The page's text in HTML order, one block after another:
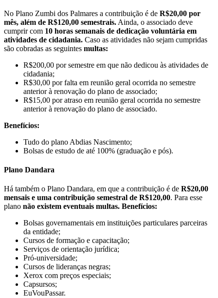
No Plano Zumbi dos Palmares a contribuição é de R$20,00 por
mês, além de R$120,00 semestrais. Ainda, o associado deve
cumprir com 10 horas semanais de dedicação voluntária em
atividades de cidadania. Caso as atividades não sejam cumpridas
são cobradas as seguintes multas:
R$200,00 por semestre em que não dedicou às atividades de
cidadania;
R$30,00 por falta em reunião geral ocorrida no semestre
anterior à renovação do plano de associado;
R$15,00 por atraso em reunião geral ocorrida no semestre
anterior à renovação do plano de associado.
Benefícios:
Tudo do plano Abdias Nascimento;
Bolsas de estudo de até 100% (graduação e pós).
Plano Dandara
Há também o Plano Dandara, em que a contribuição é de R$20,00
mensais e uma contribuição semestral de R$120,00. Para esse
plano não existem eventuais multas. Benefícios:
Bolsas governamentais em instituições particulares parceiras
da entidade;
Cursos de formação e capacitação;
Serviços de orientação jurídica;
Pró-universidade;
Cursos de lideranças negras;
Xerox com preços especiais;
Capsursos;
EuVouPassar.